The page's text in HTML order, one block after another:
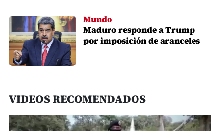
Mundo
Maduro responde a Trump
por imposición de aranceles
VIDEOS RECOMENDADOS